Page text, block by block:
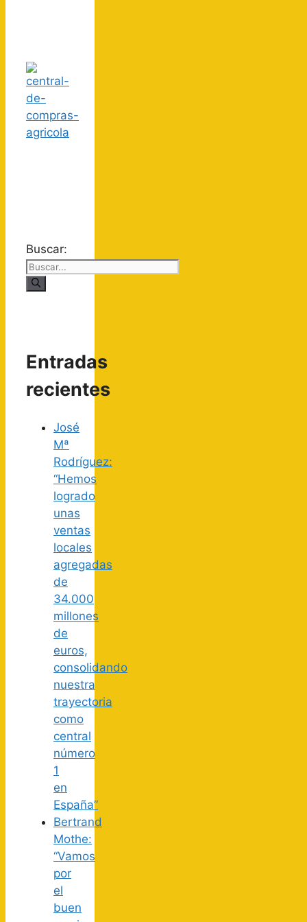
Buscar:
Entradas
recientes
José
Mª
Rodríguez:
“Hemos
logrado
unas
ventas
locales
agregadas
de
34.000
millones
de
euros,
consolidando
nuestra
trayectoria
como
central
número
1
en
España”
Bertrand
Mothe:
“Vamos
por
el
buen